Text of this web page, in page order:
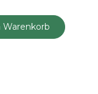
Warenkorb